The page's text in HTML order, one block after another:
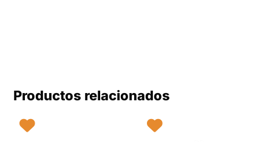
Productos relacionados